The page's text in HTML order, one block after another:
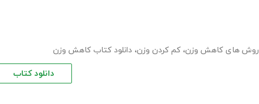
روش های کاهش وزن، کم کردن وزن، دانلود کتاب کاهش وزن
دانلود کتاب